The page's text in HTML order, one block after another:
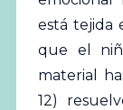
está tejida
que el
material
12)